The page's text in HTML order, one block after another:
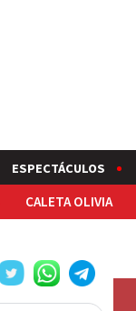
ESPECTÁCULOS
CALETA OLIVIA